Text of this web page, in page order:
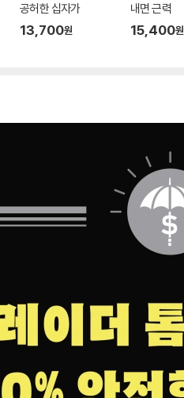
공허한 십자가
13,700원
내면 근력
15,400원